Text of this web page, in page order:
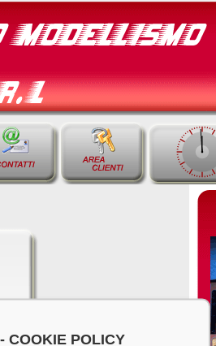
COOKIE POLICY